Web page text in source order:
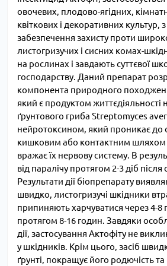
овочевих, плодово-ягідних,
квіткових і декоративних культур,
забезпечення захисту проти
листогризучих і сисних комах-
на рослинах і завдають суттєвої
господарству. Даний препарат
компонента природного
який є продуктом життєдіяльності
ґрунтового гриба Streptomyces
нейротоксином, який проникає до
кишковим або контактним шляхом
вражає їх нервову систему. В
від паралічу протягом 2-3 діб
Результати дії біопрепарату
швидко, листогризучі шкідники
припиняють харчуватися через 4-8
протягом 8-16 годин. Завдяки
дії, застосування Актофіту не
у шкідників. Крім цього, засіб
ґрунті, покращує його родючість